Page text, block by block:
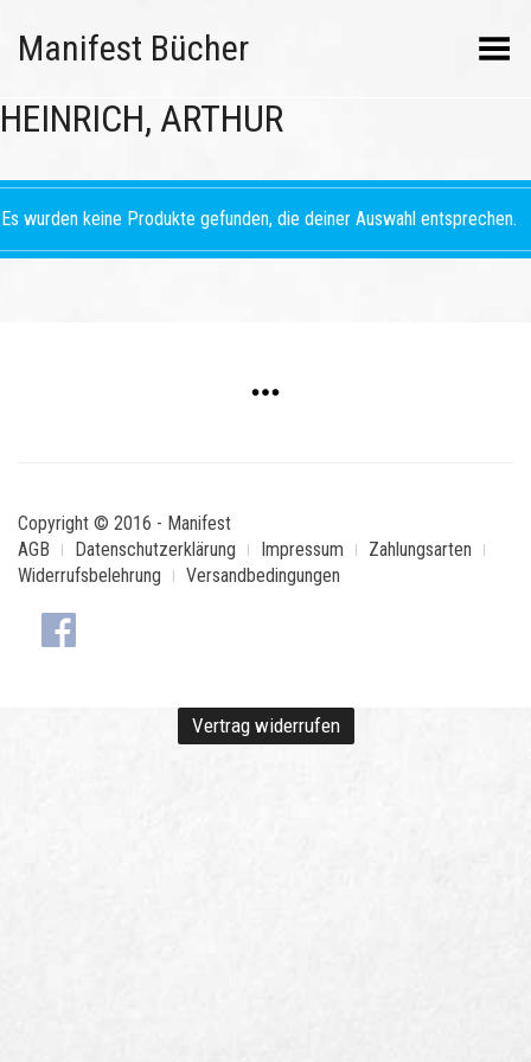
Manifest Bücher Menü umschalten
HEINRICH, ARTHUR
Es wurden keine Produkte gefunden, die deiner Auswahl entsprechen.
Copyright © 2016 - Manifest
AGB
Datenschutzerklärung Impressum
Zahlungsarten
Widerrufsbelehrung
Versandbedingungen
Vertrag widerrufen